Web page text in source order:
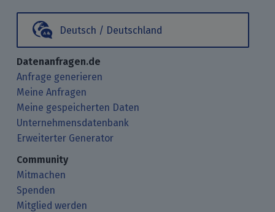
Deutsch / Deutschland
Datenanfragen.de
Anfrage generieren
Meine Anfragen
Meine gespeicherten Daten
Unternehmensdatenbank
Erweiterter Generator
Community
Mitmachen
Spenden
Mitglied werden